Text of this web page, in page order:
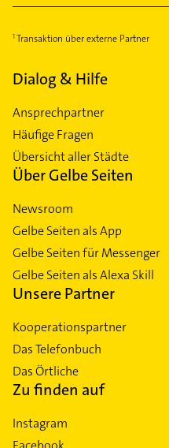
Transaktion über externe Partner
Dialog & Hilfe
Ansprechpartner
Häufige Fragen
Übersicht aller Städte
Über Gelbe Seiten
Newsroom
Gelbe Seiten als App
Gelbe Seiten für Messenger
Gelbe Seiten als Alexa Skill
Unsere Partner
Kooperationspartner
Das Telefonbuch
Das Örtliche
Zu finden auf
Instagram